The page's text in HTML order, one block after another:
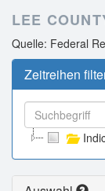
LEE
Quelle: Federal
Zeitreihen